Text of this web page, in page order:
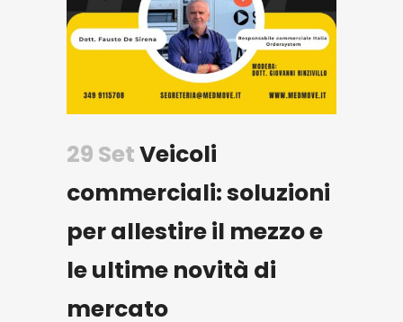
29 SetVeicoli
commerciali: soluzioni
per allestire il mezzo e
le ultime novità di
mercato